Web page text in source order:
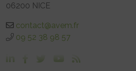
06200 NICE
contact@avem.fr
09 52 38 98 57